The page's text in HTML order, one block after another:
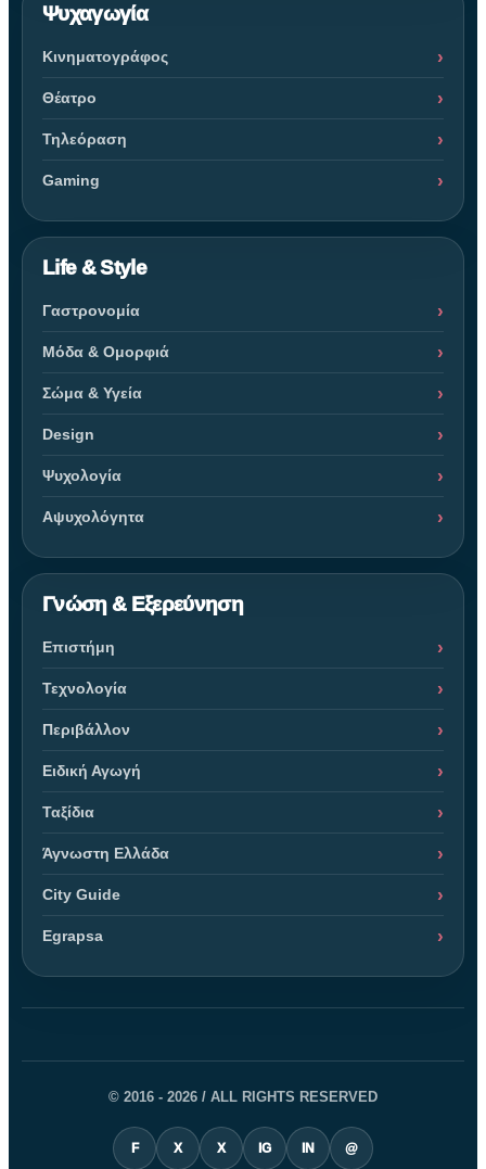
Ψυχαγωγία
Κινηματογράφος
Θέατρο
Τηλεόραση
Gaming
Life & Style
Γαστρονομία
Μόδα & Ομορφιά
Σώμα & Υγεία
Design
Ψυχολογία
Αψυχολόγητα
Γνώση & Εξερεύνηση
Επιστήμη
Τεχνολογία
Περιβάλλον
Ειδική Αγωγή
Ταξίδια
Άγνωστη Ελλάδα
City Guide
Egrapsa
© 2016 - 2026 / ALL RIGHTS RESERVED
F X X IG IN @